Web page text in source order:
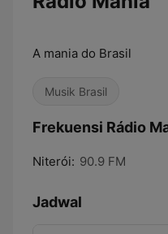
A mania do Brasil
Musik Brasil
Frekuensi Rádio
Niterói: 90.9 FM
Jadwal